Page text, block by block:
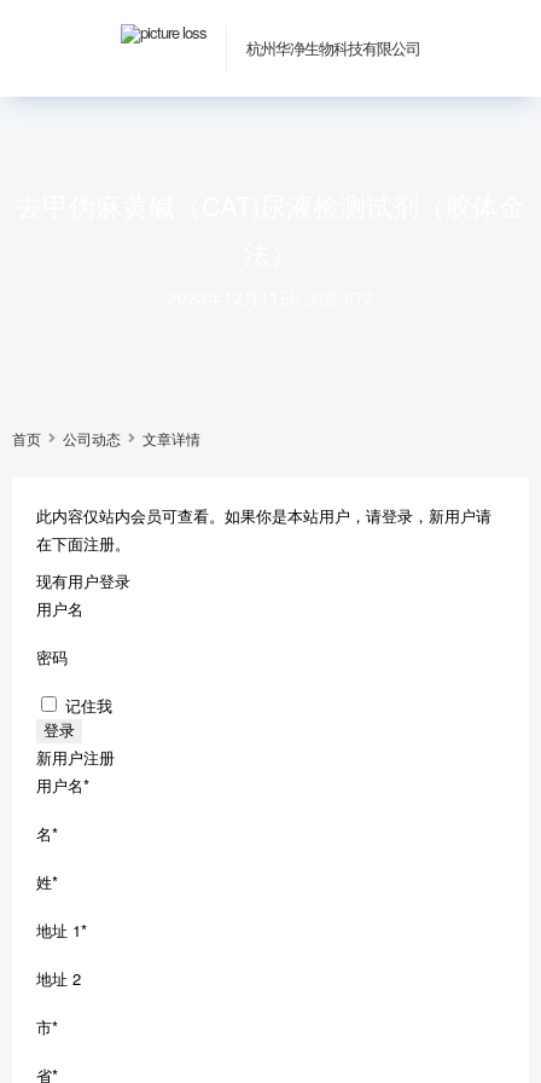
杭州华净生物科技有限公司
首页 公司动态 文章详情
此内容仅站内会员可查看。如果你是本站用户，请登录，新用户请
在下面注册。
现有用户登录
用户名
密码
记住我
新用户注册
用户名*
名*
姓*
地址 1*
地址 2
市*
省*